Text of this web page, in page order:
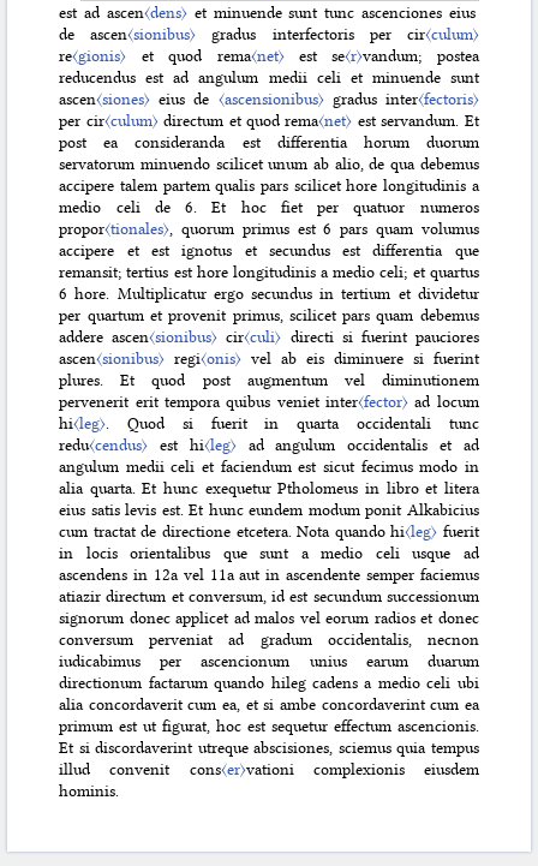
est ad ascen〈dens〉 et minuende sunt tunc ascenciones eius
de ascen〈sionibus〉 gradus interfectoris per cir〈culum〉
re〈gionis〉 et quod rema〈net〉est se〈r〉vandum; postea
reducendus est ad angulum medii celi et minuende sunt
ascen〈siones〉 eius de 〈ascensionibus〉gradus inter〈fectoris〉
per cir〈culum〉directum et quod rema〈net〉 est servandum. Et
post ea consideranda est differentia horum duorum
servatorum minuendo scilicet unum ab alio, de qua debemus
accipere talem partem qualis pars scilicet hore longitudinis a
medio celi de 6. Et hoc fiet per quatuor numeros
propor〈tionales〉 , quorum primus est 6 pars quam volumus
accipere et est ignotus et secundus est differentia que
remansit; tertius est hore longitudinis a medio celi; et quartus
6 hore. Multiplicatur ergo secundus in tertium et dividetur
per quartum et provenit primus, scilicet pars quam debemus
addere ascen〈sionibus〉 cir〈culi〉 directi si fuerint pauciores
ascen〈sionibus〉 regi〈onis〉 vel ab eis diminuere si fuerint
plures. Et quod post augmentum vel diminutionem
pervenerit erit tempora quibus veniet inter〈fector〉 ad locum
hi〈leg〉 . Quod si fuerit in quarta occidentali tunc
redu〈cendus〉 est hi〈leg〉ad angulum occidentalis et ad
angulum medii celi et faciendum est sicut fecimus modo in
alia quarta. Et hunc exequetur Ptholomeus in libro et litera
eius satis levis est. Et hunc eundem modum ponit Alkabicius
cum tractat de directione etcetera. Nota quando hi〈leg〉 fuerit
in locis orientalibus que sunt a medio celi usque ad
ascendens in 12a vel 11a aut in ascendente semper faciemus
atiazir directum et conversum, id est secundum successionum
signorum donec applicet ad malos vel eorum radios et donec
conversum perveniat ad gradum occidentalis, necnon
iudicabimus per ascencionum unius earum duarum
directionum factarum quando hileg cadens a medio celi ubi
alia concordaverit cum ea, et si ambe concordaverint cum ea
primum est ut figurat, hoc est sequetur effectum ascencionis.
Et si discordaverint utreque abscisiones, sciemus quia tempus
illud convenit cons〈er〉vationi complexionis eiusdem
hominis.